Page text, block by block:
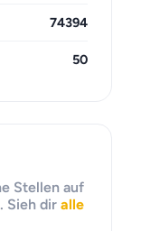
74394
50
Stellen auf
Sieh dir alle